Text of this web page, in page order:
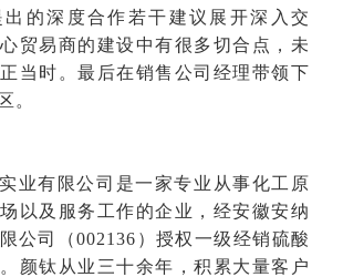
的深度合作若干建议展开深入交
贸易商的建设中有很多切合点，未
当时。最后在销售公司经理带领下
。
有限公司是一家专业从事化工原
以及服务工作的企业，经安徽安纳
公司（002136）授权一级经销硫酸
颜钛从业三十余年，积累大量客户